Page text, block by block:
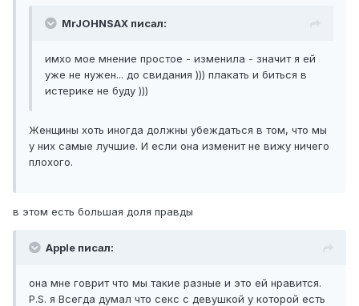
MrJOHNSAX писал:
имхо мое мнение простое - изменила - значит я ей
уже не нужен... до свидания ))) плакать и биться в
истерике не буду )))
Женщины хоть иногда должны убеждаться в том, что мы
у них самые лучшие. И если она изменит не вижу ничего
плохого.
в этом есть большая доля правды
Apple писал:
она мне говрит что мы такие разные и это ей нравится.
P.S. я Всегда думал что секс с девушкой у которой есть